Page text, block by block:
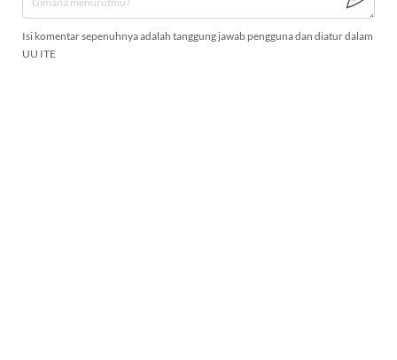
Isi komentar sepenuhnya adalah tanggung jawab pengguna dan diatur dalam
UU ITE